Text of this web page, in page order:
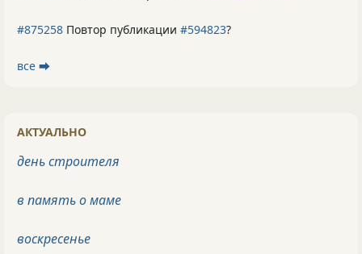
#875258 Повтор публикации #594823?
все ⮕
АКТУАЛЬНО
день строителя
в память о маме
воскресенье